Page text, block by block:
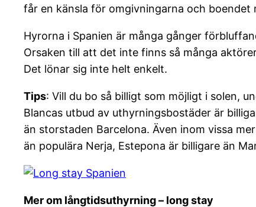
får en känsla för omgivningarna och boendet
Hyrorna i Spanien är många gånger
Orsaken till att det inte finns så många
Det lönar sig inte helt enkelt.
Tips: Vill du bo så billigt som möjligt i solen,
Blancas utbud av uthyrningsbostäder är
än storstaden Barcelona. Även inom vissa
än populära Nerja, Estepona är billigare än
Mer om långtidsuthyrning – long stay